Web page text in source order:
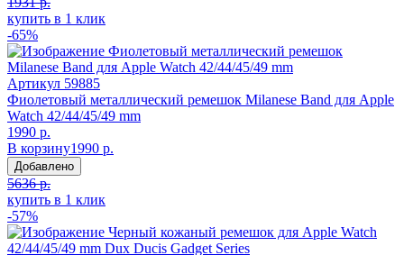
купить в 1 клик
-65%
Артикул 59885
Фиолетовый металлический ремешок Milanese Band для Apple
Watch 42/44/45/49 mm
1990 р.
В корзину1990 р.
Добавлено
5636 р.
купить в 1 клик
-57%